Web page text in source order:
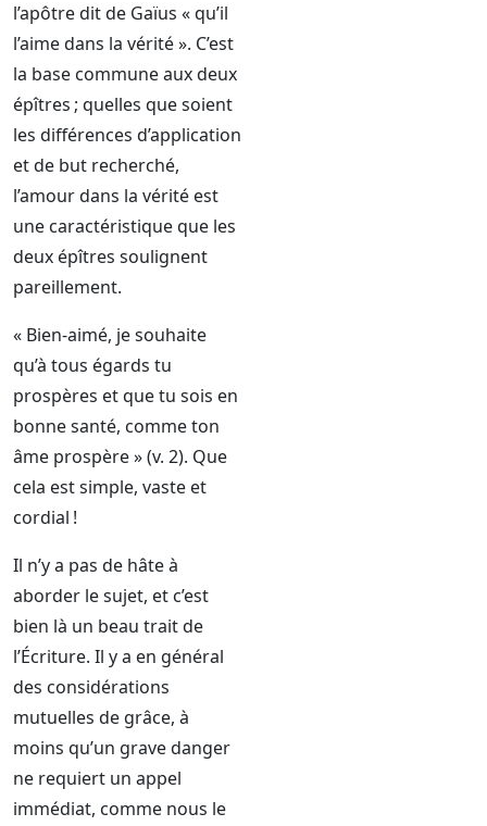
l’apôtre dit de Gaïus « qu’il
l’aime dans la vérité ». C’est
la base commune aux deux
épîtres ; quelles que soient
les différences d’application
et de but recherché,
l’amour dans la vérité est
une caractéristique que les
deux épîtres soulignent
pareillement.
« Bien-aimé, je souhaite
qu’à tous égards tu
prospères et que tu sois en
bonne santé, comme ton
âme prospère » (v. 2). Que
cela est simple, vaste et
cordial !
Il n’y a pas de hâte à
aborder le sujet, et c’est
bien là un beau trait de
l’Écriture. Il y a en général
des considérations
mutuelles de grâce, à
moins qu’un grave danger
ne requiert un appel
immédiat, comme nous le